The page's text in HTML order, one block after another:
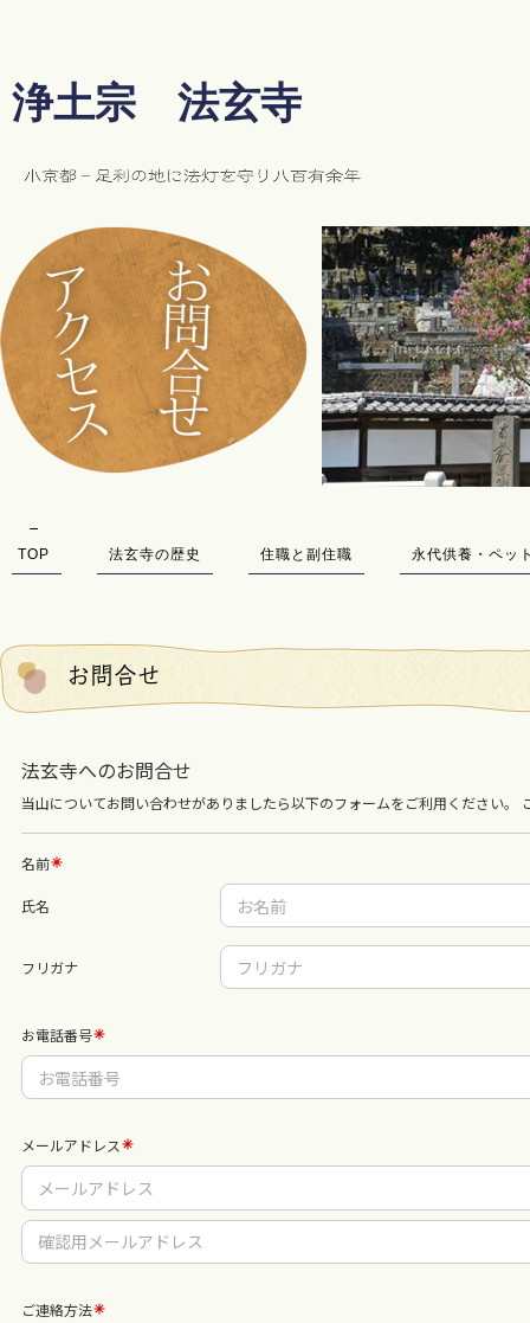
浄土宗 法玄寺
TOP 法玄寺の歴史 住職と副住職 永代供養・ペッ